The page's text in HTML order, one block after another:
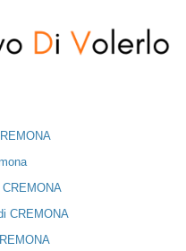
CREMONA